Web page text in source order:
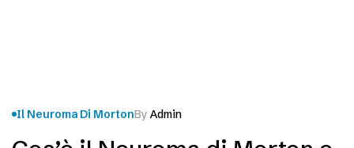
Il Neuroma Di MortonBy Admin